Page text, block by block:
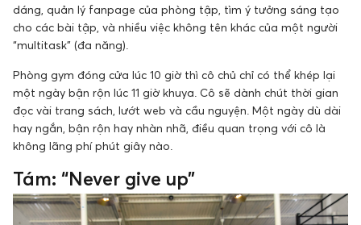
dáng, quản lý fanpage của phòng tập, tìm ý tưởng sáng tạo
cho các bài tập, và nhiều việc không tên khác của một người
“multitask” (đa năng).
Phòng gym đóng cửa lúc 10 giờ thì cô chủ chỉ có thể khép lại
một ngày bận rộn lúc 11 giờ khuya. Cô sẽ dành chút thời gian
đọc vài trang sách, lướt web và cầu nguyện. Một ngày dù dài
hay ngắn, bận rộn hay nhàn nhã, điều quan trọng với cô là
không lãng phí phút giây nào.
Tám: “Never give up”